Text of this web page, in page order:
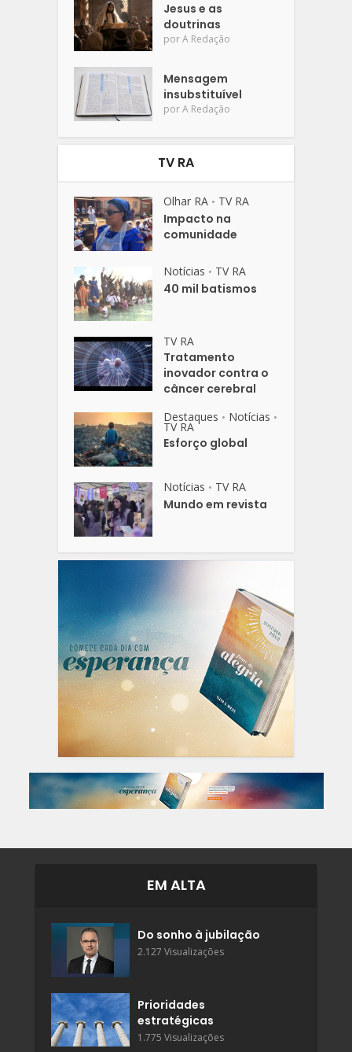
Jesus e as
doutrinas
porA Redação
Mensagem
insubstituível
porA Redação
TV RA
Olhar RA • TV RA
Impacto na
comunidade
Notícias • TV RA
40 mil batismos
TV RA
Tratamento
inovador contra o
câncer cerebral
Destaques • Notícias •
TV RA
Esforço global
Notícias • TV RA
Mundo em revista
EM ALTA
Do sonho à jubilação
2.127 Visualizações
Prioridades
estratégicas
1.775 Visualizações